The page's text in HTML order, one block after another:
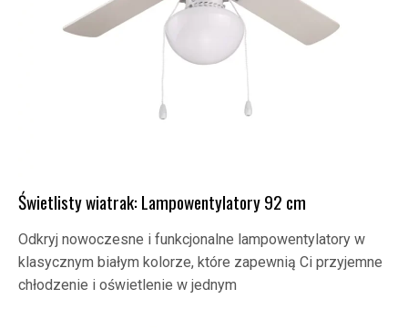
Świetlisty wiatrak: Lampowentylatory 92 cm
Odkryj nowoczesne i funkcjonalne lampowentylatory w
klasycznym białym kolorze, które zapewnią Ci przyjemne
chłodzenie i oświetlenie w jednym